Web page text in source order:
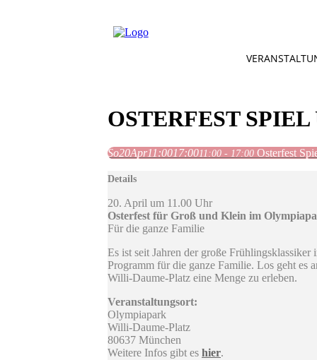
OSTERFEST SPIEL
So20Apr11:0017:0011:00 - 17:00 Osterfest
Details
20. April um 11.00 Uhr
Osterfest für Groß und Klein im
Für die ganze Familie
Es ist seit Jahren der große
Programm für die ganze Familie. Los geht
Willi-Daume-Platz eine Menge zu erleben.
Veranstaltungsort:
Olympiapark
Willi-Daume-Platz
80637 München
Weitere Infos gibt es hier.